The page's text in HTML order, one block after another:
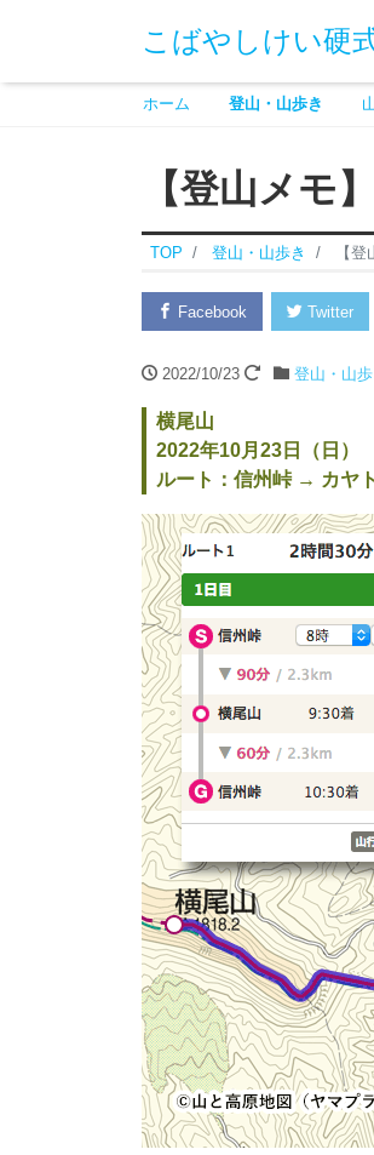
こばやしけい硬
ホーム 登山・山歩き
【登山メモ
TOP 登山・山歩き 【
Facebook Twitter
2022/10/23 登山・山歩
横尾山
2022年10月23日（日）
ルート：信州峠 → カヤ